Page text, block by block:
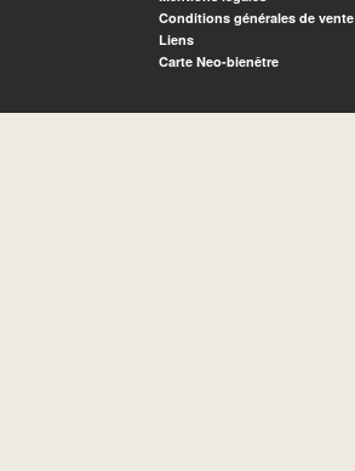
Conditions générales de vente
Liens
Carte Neo-bienêtre